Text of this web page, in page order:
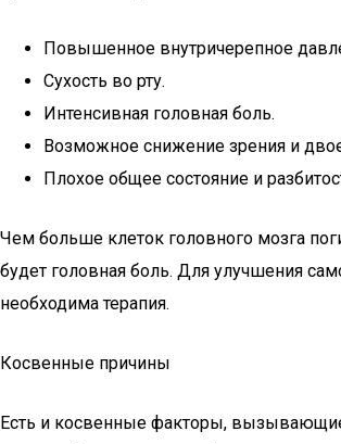
Повышенное внутричерепное
Сухость во рту.
Интенсивная головная боль.
Возможное снижение зрения и
Плохое общее состояние и
Чем больше клеток головного мозга
будет головная боль. Для улучшения
необходима терапия.
Косвенные причины
Есть и косвенные факторы,